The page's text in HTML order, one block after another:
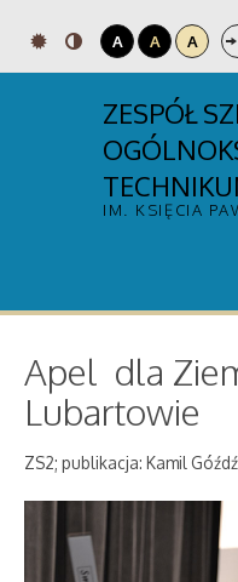
A A A
ZESPÓŁ
IM. KSIĘCIA
Apel dla
Lubartowie
ZS2; publikacja: Kamil Góźdź